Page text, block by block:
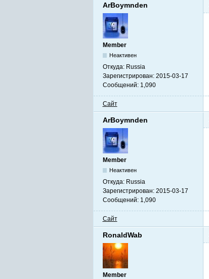
ArBoymnden
Member
Неактивен
Откуда: Russia
Зарегистрирован: 2015-03-17
Сообщений: 1,090
Сайт
ArBoymnden
Member
Неактивен
Откуда: Russia
Зарегистрирован: 2015-03-17
Сообщений: 1,090
Сайт
RonaldWab
Member